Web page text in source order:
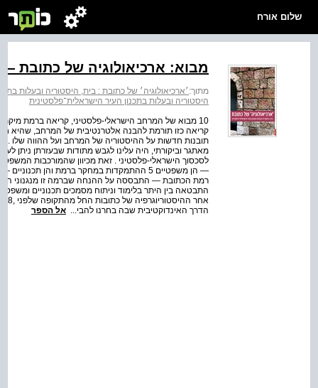
שלום אורח
מבוא: ארכיאולוגיה של
מתוך:׳ארכיאולוגיה׳ של כתובת : בית, היסטוריה ובעלות
היסטוריה ובעלות בתכנון העיר הישראלית־פלסטינית
10 מבוא של המרחב הישראלי-פלסטיני, קריאה ברמת
קריאה כזו תורמת להבנה אלטרנטיבית של המרחב, שהיא
תובנות חדשות על ההיסטוריה של המרחב ועל ההווה שלו .
מאתגר וביקורתי, היה עלינו לגבש מתודות שבעזרתן ניתן
לסכסוך הישראלי-פלסטיני . זאת מכיוון שהמורכבות
— הן משפטיים 5 ההתמקדות במחקר ברמת והן
רמת הכתובת — התבססה על ההנחה שברמה זו מנגנוני
התבטאה בין היתר בלימוד וניתוח מסמכים תכנוניים
הדרך האינדוקטיבית שבה בחרנו להבי... אל הספר